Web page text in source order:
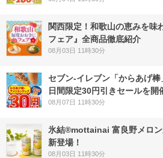
関西限定！和歌山の恵みを味
フェア』全商品徹底紹介
08月03日 11時30分
セブン‐イレブン「からあげ
日間限定30円引きセールを開
08月07日 11時30分
氷結®mottainai 富良野メロン
新登場！
08月03日 11時30分